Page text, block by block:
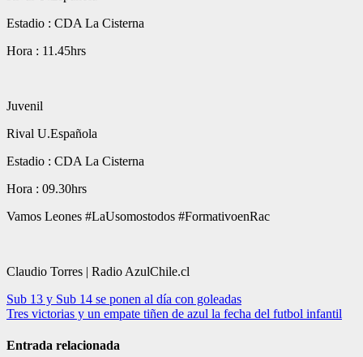
Estadio : CDA La Cisterna
Hora : 11.45hrs
Juvenil
Rival U.Española
Estadio : CDA La Cisterna
Hora : 09.30hrs
Vamos Leones #LaUsomostodos #FormativoenRac
Claudio Torres | Radio AzulChile.cl
Navegación
de
entradas
Sub 13 y Sub 14 se ponen al día con goleadas
Tres victorias y un empate tiñen de azul la fecha del futbol infantil
Entrada relacionada